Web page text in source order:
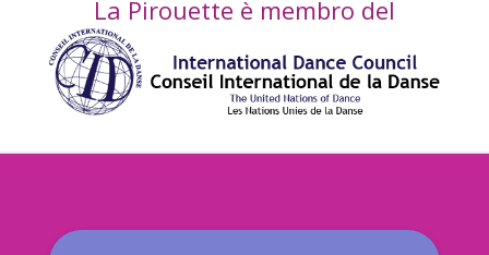
La Pirouette è membro del